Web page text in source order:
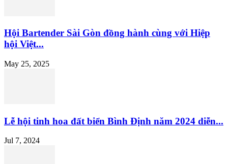
Hội Bartender Sài Gòn đồng hành cùng với Hiệp
hội Việt...
May 25, 2025
Lễ hội tinh hoa đất biển Bình Định năm 2024 diễn...
Jul 7, 2024